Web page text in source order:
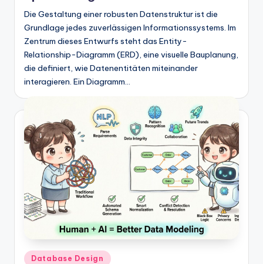
Die Gestaltung einer robusten Datenstruktur ist die
Grundlage jedes zuverlässigen Informationssystems. Im
Zentrum dieses Entwurfs steht das Entity-
Relationship-Diagramm (ERD), eine visuelle Bauplanung,
die definiert, wie Datenentitäten miteinander
interagieren. Ein Diagramm…
Posted
Database Design